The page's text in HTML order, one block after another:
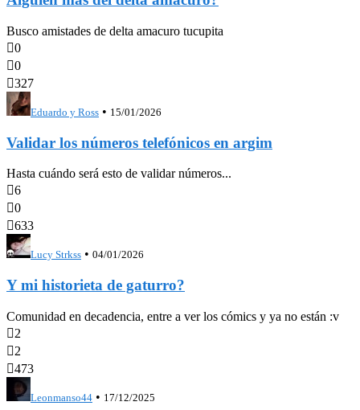
Busco amistades de delta amacuro tucupita
0
0
327
Eduardo y Ross • 15/01/2026
Validar los números telefónicos en argim
Hasta cuándo será esto de validar números...
6
0
633
Lucy Strkss • 04/01/2026
Y mi historieta de gaturro?
Comunidad en decadencia, entre a ver los cómics y ya no están :v
2
2
473
Leonmanso44 • 17/12/2025